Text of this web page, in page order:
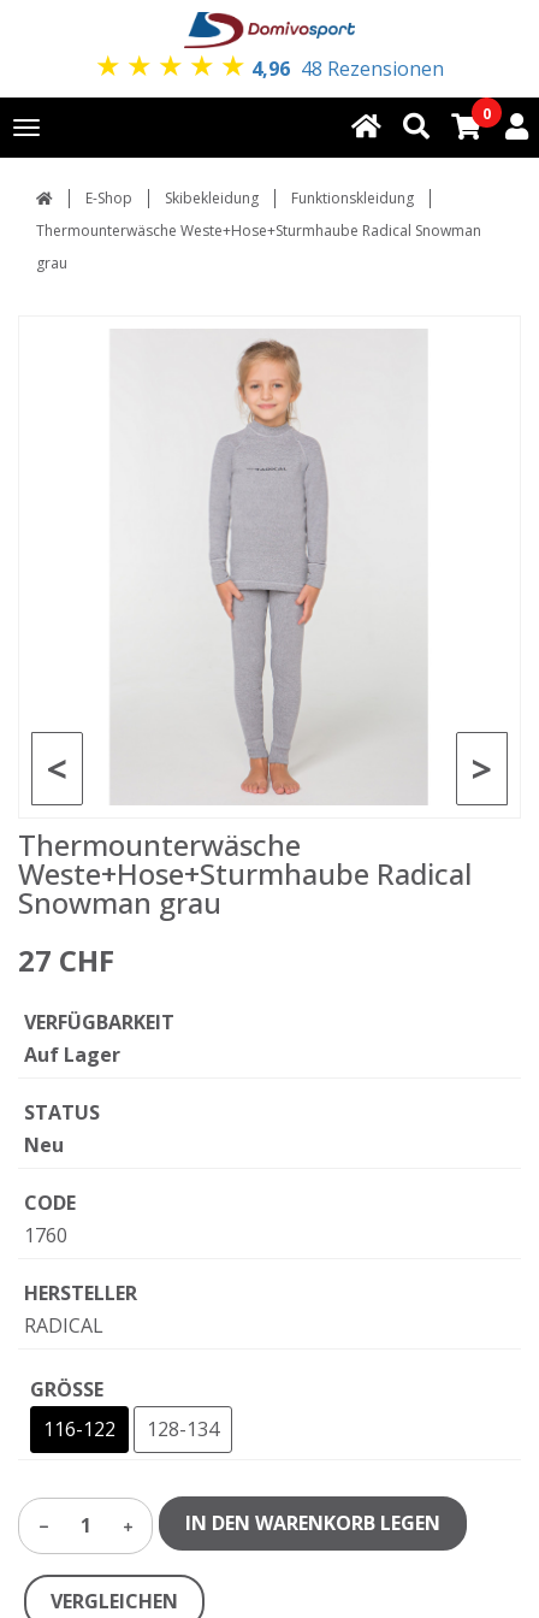
★ ★ ★ ★ ★ 4,96 48 Rezensionen
Toggle
navigation
0
E-Shop Skibekleidung
Funktionskleidung
Thermounterwäsche Weste+Hose+Sturmhaube Radical Snowman
grau
>
<
Thermounterwäsche
Weste+Hose+Sturmhaube Radical
Snowman grau
27 CHF
VERFÜGBARKEIT
Auf Lager
STATUS
Neu
CODE
1760
HERSTELLER
RADICAL
GRÖSSE
116-122
128-134
1 IN DEN WARENKORB LEGEN
VERGLEICHEN